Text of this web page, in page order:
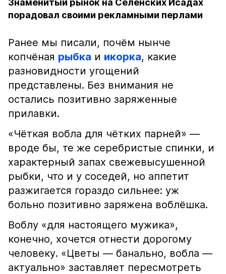
Знаменитый рынок на Селенских Исадах
порадовал своими рекламными перлами
Ранее мы писали, почём нынче
копчёная рыбка и икорка, какие
разновидности угощений
представлены. Без внимания не
остались позитивно заряженные
прилавки.
«Чёткая вобла для чётких парней» —
вроде бы, те же серебристые спинки, и
характерный запах свежевысушенной
рыбки, что и у соседей, но аппетит
разжигается гораздо сильнее: уж
больно позитивно заряжена воблёшка.
Воблу «для настоящего мужика»,
конечно, хочется отнести дорогому
человеку. «Цветы — банально, вобла —
актуально» заставляет пересмотреть